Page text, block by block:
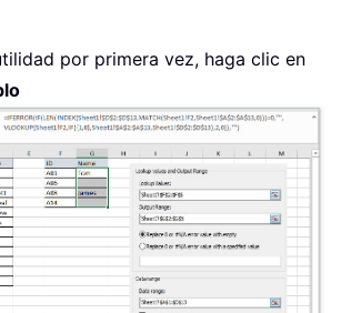
por primera vez, haga clic en